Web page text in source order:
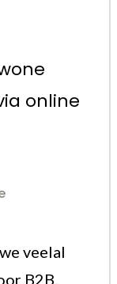
online
veelal
B2B.